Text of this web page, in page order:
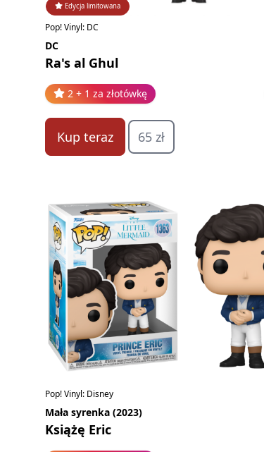
Edycja limitowana
Pop! Vinyl: DC
DC
Ra's al Ghul
2 + 1 za złotówkę
Kup teraz 65 zł
Pop! Vinyl: Disney
Mała syrenka (2023)
Książę Eric